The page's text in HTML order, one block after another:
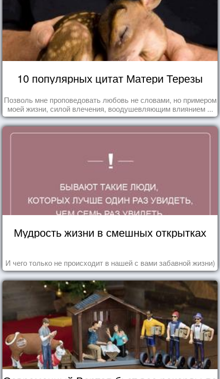
10 популярных цитат Матери Терезы
Позволь мне проповедовать любовь не словами, но примером
моей жизни, силой влечения, воодушевляющим влиянием ...
Мудрость жизни в смешных открытках
И чего только не происходит в нашей с вами забавной жизни)